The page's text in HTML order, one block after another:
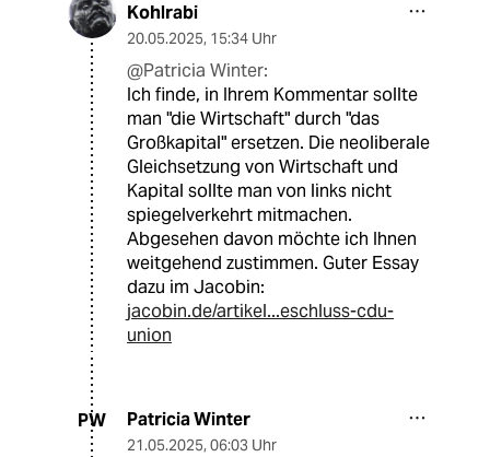
Kohlrabi
20.05.2025, 15:34 Uhr
@Patricia Winter:
Ich finde, in Ihrem Kommentar sollte
man "die Wirtschaft" durch "das
Großkapital" ersetzen. Die neoliberale
Gleichsetzung von Wirtschaft und
Kapital sollte man von links nicht
spiegelverkehrt mitmachen.
Abgesehen davon möchte ich Ihnen
weitgehend zustimmen. Guter Essay
dazu im Jacobin:
jacobin.de/artikel...eschluss-cdu-
union
PW Patricia Winter
21.05.2025, 06:03 Uhr